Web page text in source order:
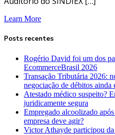
Learn More
Posts recentes
Rogério David foi um dos
EcommerceBrasil 2026
Transação Tributária 2026:
negociação de débitos ainda
Atestado médico suspeito?
juridicamente segura
Empregado alcoolizado
empresa deve agir?
Victor Athayde participou